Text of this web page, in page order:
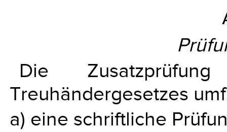
Die
Treuhändergesetzes
a) eine schriftliche